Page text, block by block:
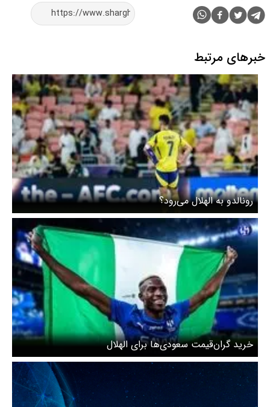
خبرهای مرتبط
رونالدو به الهلال می‌رود؟
خرید گران‌قیمت سعودی‌ها برای الهلال